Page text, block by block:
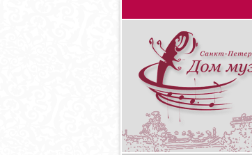
АВГУСТА. КОНЦЕРТ УЧАСТНИКОВ ЛЕТНЕЙ